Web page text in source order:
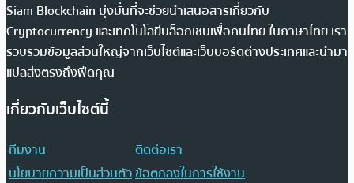
Siam Blockchain มุ่งมั่นที่จะช่วยนำเสนอสารเกี่ยวกับ
Cryptocurrency และเทคโนโลยีบล็อกเชนเพื่อคนไทย ในภาษาไทย เรา
รวบรวมข้อมูลส่วนใหญ่จากเว็บไซต์และเว็บบอร์ดต่างประเทศและนำมา
แปลส่งตรงถึงฟีดคุณ
เกี่ยวกับเว็บไซต์นี้
ทีมงาน
ติดต่อเรา
นโยบายความเป็นส่วนตัวข้อตกลงในการใช้งาน